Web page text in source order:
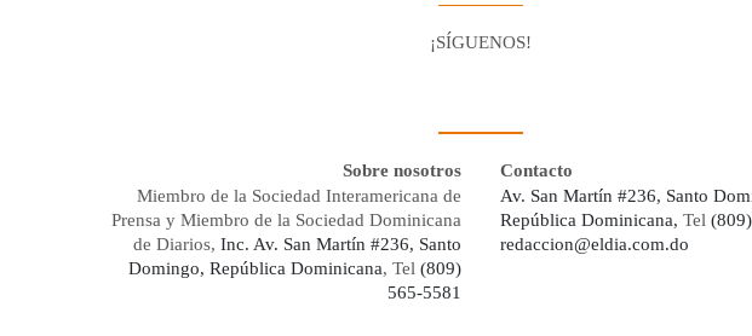
¡SÍGUENOS!
Sobre nosotros
Miembro de la Sociedad Interamericana de
Prensa y Miembro de la Sociedad Dominicana
de Diarios, Inc. Av. San Martín #236, Santo
Domingo, República Dominicana, Tel (809)
565-5581
Contacto
Av. San Martín #236, Santo
República Dominicana, Tel
redaccion@eldia.com.do